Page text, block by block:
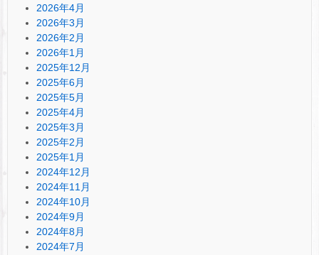
2026年4月
2026年3月
2026年2月
2026年1月
2025年12月
2025年6月
2025年5月
2025年4月
2025年3月
2025年2月
2025年1月
2024年12月
2024年11月
2024年10月
2024年9月
2024年8月
2024年7月